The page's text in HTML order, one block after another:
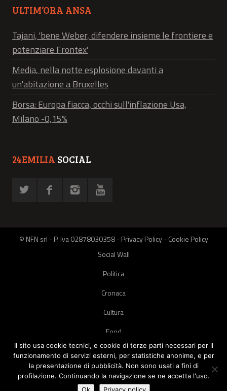
ULTIM’ORA ANSA
Tajani, 'bene Weber, difendere insieme le frontiere e
potenziare Frontex'
Media, nella notte esplosione davanti a
un'abitazione a Bruxelles
Borsa: Europa fiacca, occhi sull'inflazione Usa,
Milano -0,15%
24EMILIA SOCIAL
© NFN srl - P. Iva 02878030358 -Privacy Policy-Cookie Policy
Social Wall
Politica
Cronaca
Cultura
Food
Green
Pets
Il sito usa cookie tecnici, e cookie di terze parti necessari per il
funzionamento di servizi esterni, per statistiche anonime, e per
la presentazione di pubblicità. Non sono usati a fini di
profilazione. Continuando la navigazione se ne accetta l'uso.